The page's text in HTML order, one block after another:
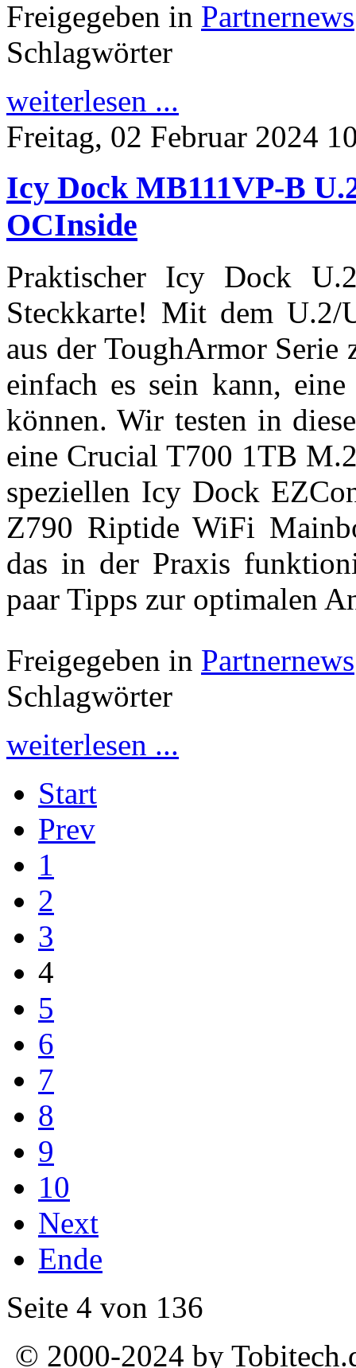
Freigegeben in Partnernews
Schlagwörter
weiterlesen ...
Freitag, 02 Februar 2024
Icy Dock MB111VP-B
OCInside
Praktischer Icy Dock
Steckkarte! Mit dem U.2/
aus der ToughArmor
einfach es sein kann,
können. Wir testen in
eine Crucial T700 1TB
speziellen Icy Dock
Z790 Riptide WiFi
das in der Praxis
paar Tipps zur optimalen
Freigegeben in Partnernews
Schlagwörter
weiterlesen ...
Start
Prev
1
2
3
4
5
6
7
8
9
10
Next
Ende
Seite 4 von 136
© 2000-2024 by